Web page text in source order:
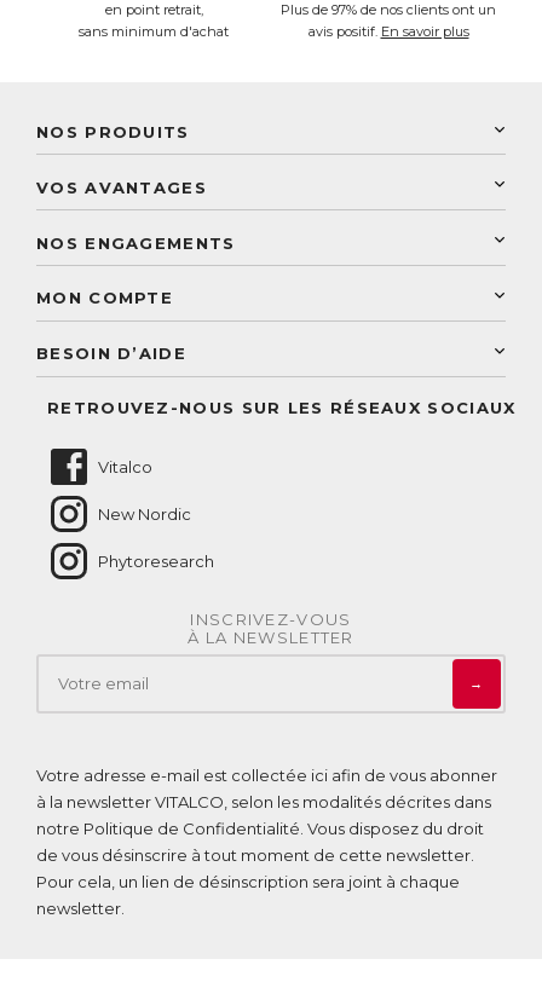
en point retrait,
sans minimum d'achat
Plus de 97% de nos clients ont un
avis positif. En savoir plus
NOS PRODUITS
Laboratoire Landais
Découvrez le catalogue
VOS AVANTAGES
Paiement sécurisé
Conseils personnalisés
NOS ENGAGEMENTS
Conseil personnalisé
MON COMPTE
BESOIN D’AIDE
RETROUVEZ-NOUS SUR LES RÉSEAUX SOCIAUX
Vitalco
New Nordic
Phytoresearch
INSCRIVEZ-VOUS
À LA NEWSLETTER
→
Votre adresse e-mail est collectée ici afin de vous abonner
à la newsletter VITALCO, selon les modalités décrites dans
notre Politique de Confidentialité . Vous disposez du droit
de vous désinscrire à tout moment de cette newsletter.
Pour cela, un lien de désinscription sera joint à chaque
newsletter.